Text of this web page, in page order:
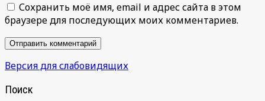
Сохранить моё имя, email и адрес сайта в этом
браузере для последующих моих комментариев.
Версия для слабовидящих
Поиск